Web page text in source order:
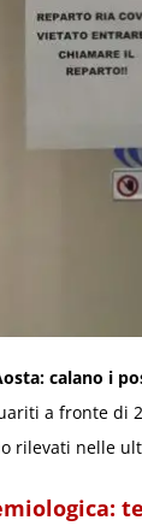
calano i
a fronte di
rilevati nelle